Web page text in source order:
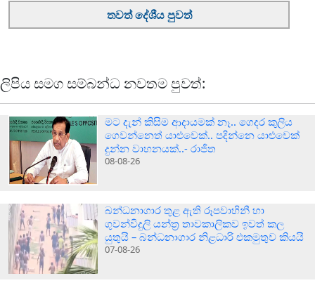
තවත් දේශීය පුවත්
ලිපිය සමග සම්බන්ධ නවතම පුවත්:
මට දැන් කිසිම ආදායමක් නෑ.. ගෙදර කුලිය
ගෙවන්නෙත් යාළුවෙක්.. පදින්නෙ යාළුවෙක්
දුන්න වාහනයක්..- රාජිත
08-08-26
බන්ධනාගාර තුළ ඇති රූපවාහිනී හා
ගුවන්විදුලි යන්ත්‍ර තාවකාලිකව ඉවත් කල
යුතුයි – බන්ධනාගාර නිළධාරි එකමුතුව කියයි
07-08-26